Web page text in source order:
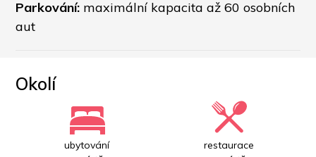
Parkování: maximální kapacita až 60 osobních
aut
Okolí
ubytování
restaurace